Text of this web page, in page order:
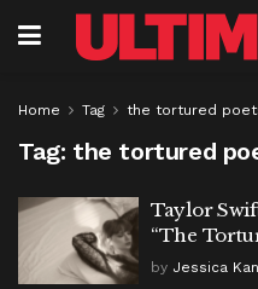
Home Tag the tortured
Tag: the tortured
Taylor
“The
by Jessica